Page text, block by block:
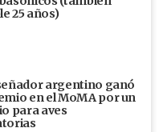
25 años)
argentino ganó
en el MoMA por un
para aves